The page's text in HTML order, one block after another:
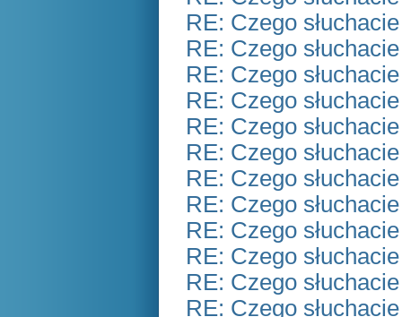
RE: Czego
RE: Czego
RE: Czego
RE: Czego
RE: Czego
RE: Czego
RE: Czego
RE: Czego
RE: Czego
RE: Czego
RE: Czego
RE: Czego